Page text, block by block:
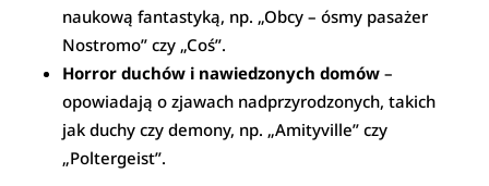
naukową fantastyką, np. „Obcy – ósmy pasażer
Nostromo” czy „Coś”.
Horror duchów i nawiedzonych domów –
opowiadają o zjawach nadprzyrodzonych, takich
jak duchy czy demony, np. „Amityville” czy
„Poltergeist”.